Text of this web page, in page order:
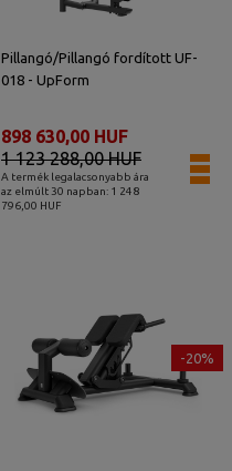
Pillangó/Pillangó fordított UF-
018 - UpForm
A termék legalacsonyabb ára
az elmúlt 30 napban: 1 248
796,00 HUF
1 123 288,00 HUF
898 630,00 HUF
-20%